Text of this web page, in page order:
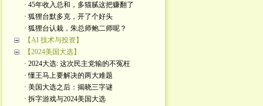
· 45年收入总和，多猫腻这把赚翻了
· 狐狸台默多克，开了个好头
· 狐狸台认栽，朱总师鲍二师呢？
【AI 技术与投资】
【2024美国大选】
· 2024大选: 这次民主党输的不冤枉
· 懂王马上要解决的两大难题
· 美国大选之后：揭晓三字谜
· 拆字游戏与2024美国大选